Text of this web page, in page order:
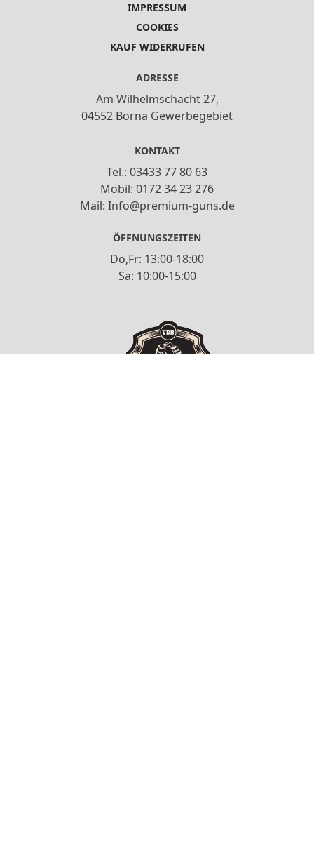
IMPRESSUM
COOKIES
KAUF WIDERRUFEN
ADRESSE
Am Wilhelmschacht 27,
04552 Borna Gewerbegebiet
KONTAKT
Tel.: 03433 77 80 63
Mobil: 0172 34 23 276
Mail: Info@premium-guns.de
ÖFFNUNGSZEITEN
Do,Fr: 13:00-18:00
Sa: 10:00-15:00